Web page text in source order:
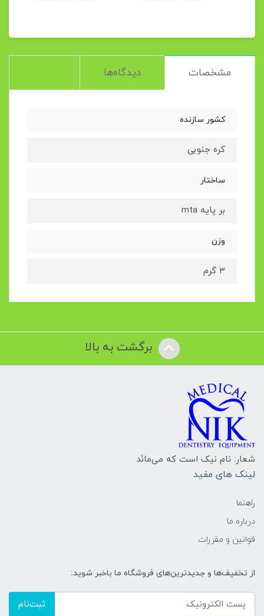
مشخصات دیدگاه‌ها
کشور سازنده
کره جنوبی
ساختار
بر پایه mta
وزن
۳ گرم
برگشت به بالا
شعار: نام نیک است که می‌مانَد
لینک های مفید
راهنما
درباره ما
قوانین و مقررات
از تخفیف‌ها و جدیدترین‌های فروشگاه ما باخبر شوید:
ثبت‌نام